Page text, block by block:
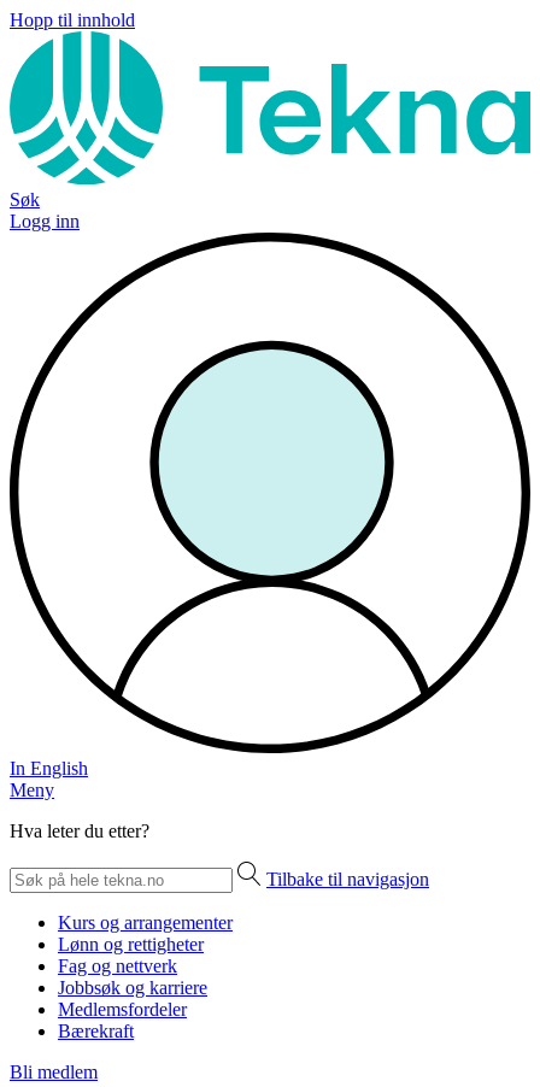
Hopp til innhold
Søk
Logg inn
In English
Meny
Hva leter du etter?
Tilbake til navigasjon
Kurs og arrangementer
Lønn og rettigheter
Fag og nettverk
Jobbsøk og karriere
Medlemsfordeler
Bærekraft
Bli medlem